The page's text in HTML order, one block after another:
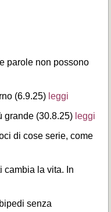
parole non possono
(6.9.25)leggi
grande (30.8.25)leggi
di cose serie, come
cambia la vita. In
senza